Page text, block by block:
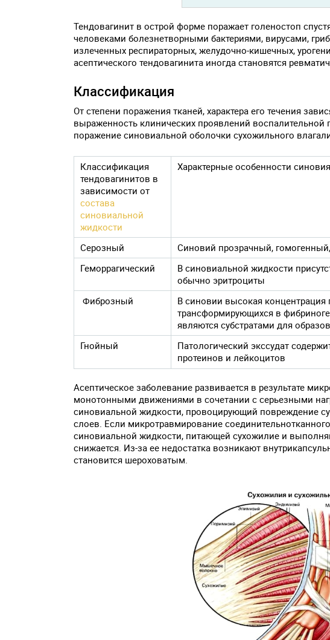
Тендовагинит в острой форме поражает голеностоп
человеками болезнетворными бактериями, вирусами,
излеченных респираторных, желудочно-кишечных,
асептического тендовагинита иногда становятся
Классификация
От степени поражения тканей, характера его течения
выраженность клинических проявлений воспалительной
поражение синовиальной оболочки сухожильного
Классификация
тендовагинитов в
зависимости от
состава
синовиальной
жидкости
Характерные особенности синовия
Серозный
Синовий прозрачный,
Геморрагический
В синовиальной жидкости
обычно эритроциты
Фиброзный
В синовии высокая концентрация
трансформирующихся в
являются субстратами для
Гнойный
Патологический экссудат
протеинов и лейкоцитов
Асептическое заболевание развивается в результате
монотонными движениями в сочетании с серьезными
синовиальной жидкости, провоцирующий повреждение
слоев. Если микротравмирование
синовиальной жидкости, питающей сухожилие и
снижается. Из-за ее недостатка возникают
становится шероховатым.